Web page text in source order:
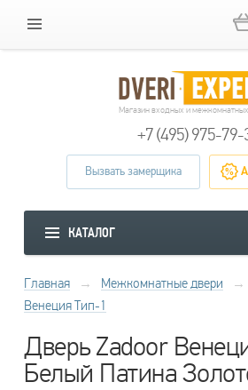
Магазин входных и
+7 (495) 975-79-
Вызвать замерщика
КАТАЛОГ
Главная → Межкомнатные двери →
Венеция Тип-1
Дверь Zadoor
Белый Патина